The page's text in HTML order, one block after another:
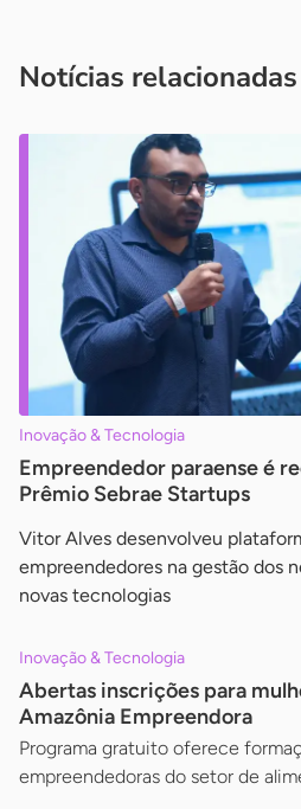
Notícias relacionadas
Inovação & Tecnologia
Empreendedor paraense é
Prêmio Sebrae Startups
Vitor Alves desenvolveu
empreendedores na gestão dos
novas tecnologias
Inovação & Tecnologia
Abertas inscrições para
Amazônia Empreendora
Programa gratuito oferece
empreendedoras do setor de